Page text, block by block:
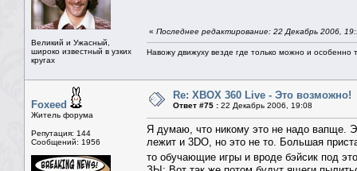
Великий и Ужасный,
широко известный в узких
кругах
« Последнее редактирование: 22 Декабрь 2006,
Навожу движуху везде где только можно и особенно
Foxeed
Житель форума
Репутация: 144
Сообщений: 1956
Re: XBOX 360 Live - Это возможно!
Ответ #75 : 22 Декабрь 2006, 19:08
Я думаю, что никому это не надо вапще.
лежит и 3DO, но это не то. Большая
то обучающие игры и вроде бэйсик под